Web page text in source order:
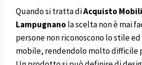
Quando si tratta diAcquisto
Lampugnano la scelta non è mai
persone non riconoscono lo stile
mobile, rendendolo molto difficile